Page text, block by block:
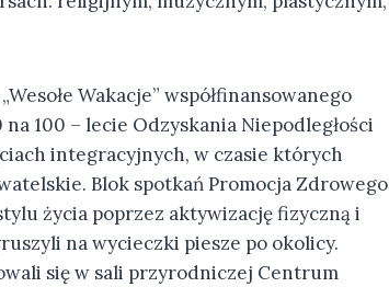
Wakacje” współfinansowanego
100 – lecie Odzyskania Niepodległości
integracyjnych, w czasie których
Blok spotkań Promocja Zdrowego
życia poprzez aktywizację fizyczną i
na wycieczki piesze po okolicy.
się w sali przyrodniczej Centrum